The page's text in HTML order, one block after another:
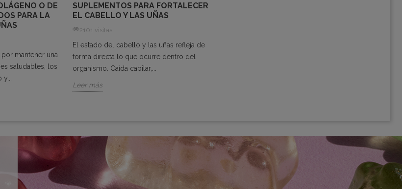
O DE
PARA LA
mantener una
saludables, los
SUPLEMENTOS PARA FORTALECER
EL CABELLO Y LAS UÑAS
2101 visitas
El estado del cabello y las uñas refleja de
forma directa lo que ocurre dentro del
organismo. Caída capilar,...
Leer más